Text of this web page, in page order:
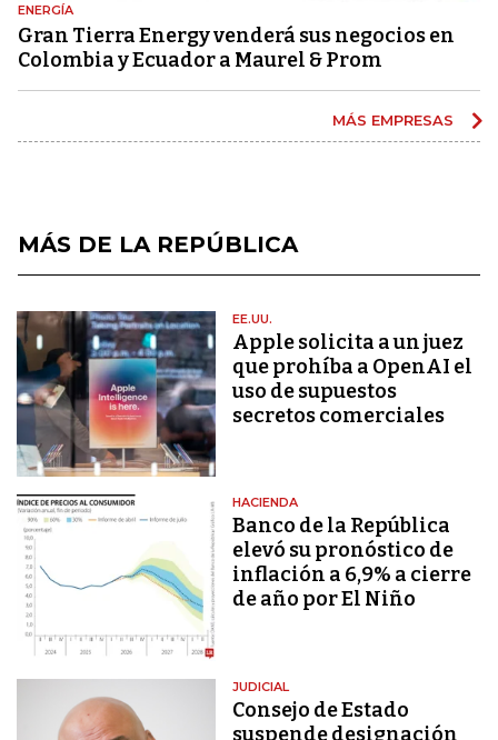
ENERGÍA
Gran Tierra Energy venderá sus negocios en
Colombia y Ecuador a Maurel & Prom
MÁS EMPRESAS
MÁS DE LA REPÚBLICA
EE.UU.
Apple solicita a un juez
que prohíba a OpenAI el
uso de supuestos
secretos comerciales
HACIENDA
Banco de la República
elevó su pronóstico de
inflación a 6,9% a cierre
de año por El Niño
JUDICIAL
Consejo de Estado
suspende designación